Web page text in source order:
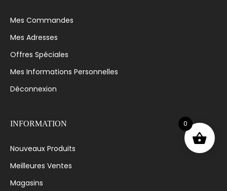
Mes Commandes
Mes Adresses
Offres Spéciales
Mes Informations Personnelles
Déconnexion
INFORMATION
Nouveaux Produits
Meilleures Ventes
Magasins
0